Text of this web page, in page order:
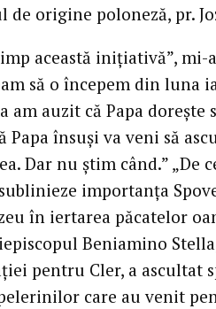
de origine poloneză, pr.
această iniţiativă”, mi-
să o începem din luna
am auzit că Papa doreşte
Papa însuşi va veni să
Dar nu ştim când.” „De
importanţa
în iertarea păcatelor
Beniamino
pentru Cler, a ascultat
care au venit